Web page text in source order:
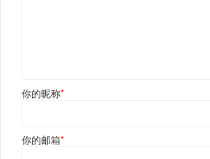
你的昵称*
你的邮箱*